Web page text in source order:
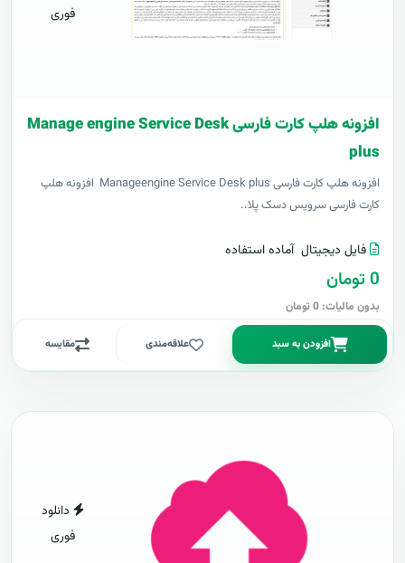
فوری
افزونه هلپ کارت فارسی Manage engine Service Desk
plus
افزونه هلپ کارت فارسی Manageengine Service Desk plus افزونه هلپ
کارت فارسی سرویس دسک پلا..
فایل دیجیتال آماده استفاده
0 تومان
بدون مالیات: 0 تومان
افزودن به سبد علاقه‌مندی مقایسه
دانلود
فوری